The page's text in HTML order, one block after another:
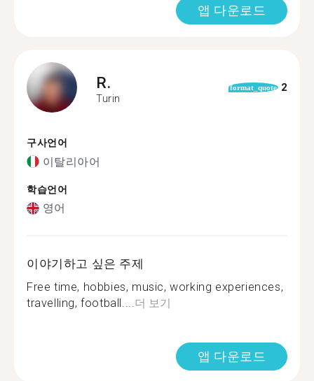
앱 다운로드
R.
Turin
format_quote 2
구사언어
이탈리아어
학습언어
영어
이야기하고 싶은 주제
Free time, hobbies, music, working experiences,
travelling, football....더 보기
앱 다운로드